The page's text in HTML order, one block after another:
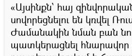
«Այսինքն՝ հայ
սովորեցնելու են կռվել
Ժամանակին նման բան
պատկերացնել հնարավոր